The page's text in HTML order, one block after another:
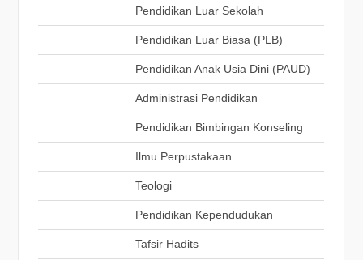
Pendidikan Luar Sekolah
Pendidikan Luar Biasa (PLB)
Pendidikan Anak Usia Dini (PAUD)
Administrasi Pendidikan
Pendidikan Bimbingan Konseling
Ilmu Perpustakaan
Teologi
Pendidikan Kependudukan
Tafsir Hadits